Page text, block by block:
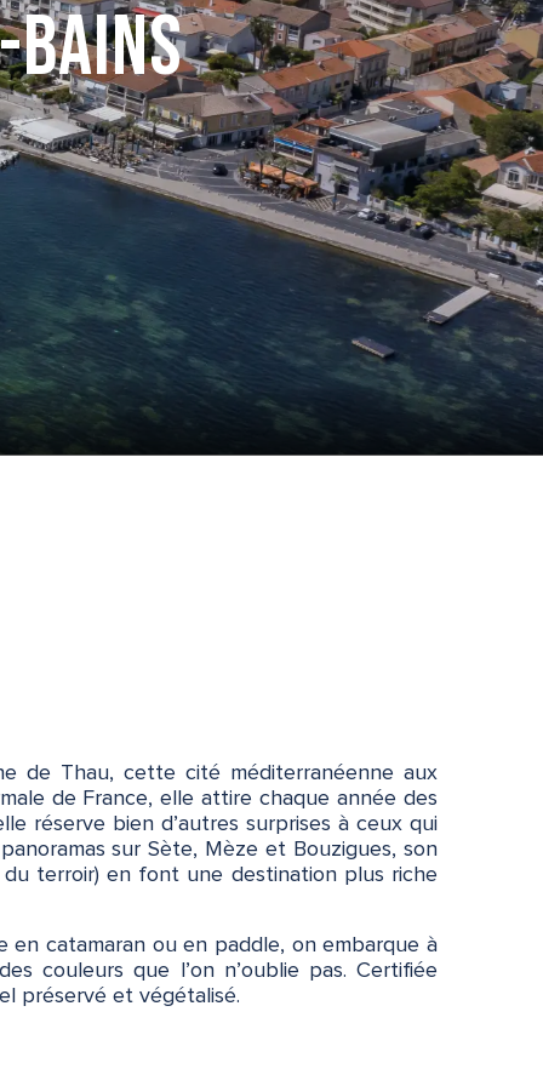
de Thau, cette cité méditerranéenne aux
de France, elle attire chaque année des
réserve bien d’autres surprises à ceux qui
sur Sète, Mèze et Bouzigues, son
terroir) en font une destination plus riche
en catamaran ou en paddle, on embarque à
couleurs que l’on n’oublie pas. Certifiée
préservé et végétalisé.